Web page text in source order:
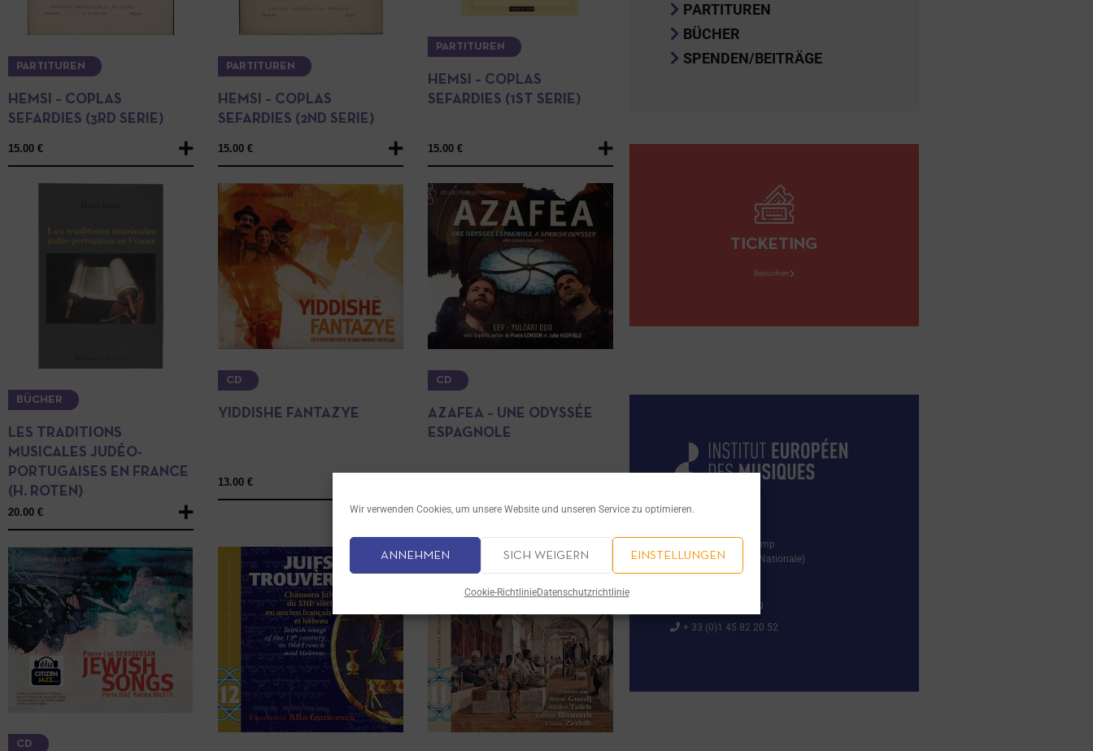
Wir verwenden Cookies, um unsere Website und unseren Service zu optimieren.
ANNEHMEN SICH WEIGERN EINSTELLUNGEN
Cookie-RichtlinieDatenschutzrichtlinie
PARTITUREN
HEMSI – COPLAS
SEFARDIES (3RD SERIE)
15.00 €
PARTITUREN
HEMSI – COPLAS
SEFARDIES (2ND SERIE)
15.00 €
PARTITUREN
HEMSI – COPLAS
SEFARDIES (1ST SERIE)
15.00 €
BÜCHER
LES TRADITIONS
MUSICALES JUDÉO-
PORTUGAISES EN FRANCE
(H. ROTEN)
20.00 €
CD
YIDDISHE FANTAZYE
13.00 €
CD
AZAFEA – UNE ODYSSÉE
ESPAGNOLE
CD
PARTITUREN
BÜCHER
SPENDEN/BEITRÄGE
TICKETING
Besuchen
29 rue Marcel Duchamp
(Accès par le 42 rue Nationale)
75013 PARIS
contact@iemj.org
+ 33 (0)1 45 82 20 52